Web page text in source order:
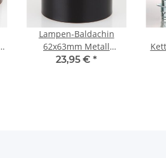
Lampen-Baldachin
62x63mm Metall
schwarz lackiert
23,95 € *